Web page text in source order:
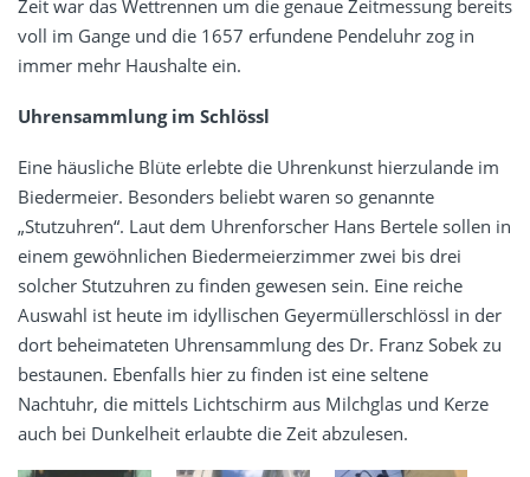
Zeit war das Wettrennen um die genaue Zeitmessung bereits
voll im Gange und die 1657 erfundene Pendeluhr zog in
immer mehr Haushalte ein.
Uhrensammlung im Schlössl
Eine häusliche Blüte erlebte die Uhrenkunst hierzulande im
Biedermeier. Besonders beliebt waren so genannte
„Stutzuhren“. Laut dem Uhrenforscher Hans Bertele sollen in
einem gewöhnlichen Biedermeierzimmer zwei bis drei
solcher Stutzuhren zu finden gewesen sein. Eine reiche
Auswahl ist heute im idyllischen Geyermüllerschlössl in der
dort beheimateten Uhrensammlung des Dr. Franz Sobek zu
bestaunen. Ebenfalls hier zu finden ist eine seltene
Nachtuhr, die mittels Lichtschirm aus Milchglas und Kerze
auch bei Dunkelheit erlaubte die Zeit abzulesen.